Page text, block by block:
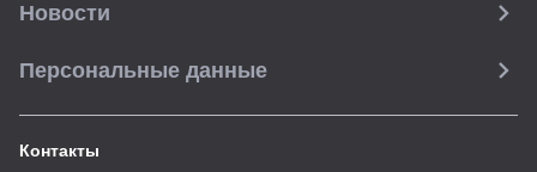
Новости
Персональные данные
Контакты